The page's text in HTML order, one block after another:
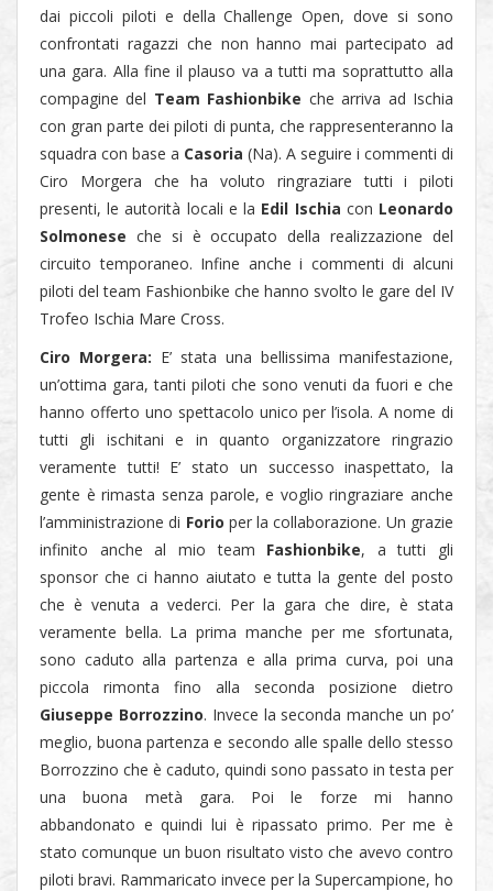
dai piccoli piloti e della Challenge Open, dove si sono
confrontati ragazzi che non hanno mai partecipato ad
una gara. Alla fine il plauso va a tutti ma soprattutto alla
compagine del Team Fashionbike che arriva ad Ischia
con gran parte dei piloti di punta, che rappresenteranno la
squadra con base a Casoria (Na). A seguire i commenti di
Ciro Morgera che ha voluto ringraziare tutti i piloti
presenti, le autorità locali e la Edil Ischia con Leonardo
Solmonese che si è occupato della realizzazione del
circuito temporaneo. Infine anche i commenti di alcuni
piloti del team Fashionbike che hanno svolto le gare del IV
Trofeo Ischia Mare Cross.
Ciro Morgera: E’ stata una bellissima manifestazione,
un’ottima gara, tanti piloti che sono venuti da fuori e che
hanno offerto uno spettacolo unico per l’isola. A nome di
tutti gli ischitani e in quanto organizzatore ringrazio
veramente tutti! E’ stato un successo inaspettato, la
gente è rimasta senza parole, e voglio ringraziare anche
l’amministrazione di Forio per la collaborazione. Un grazie
infinito anche al mio team Fashionbike, a tutti gli
sponsor che ci hanno aiutato e tutta la gente del posto
che è venuta a vederci. Per la gara che dire, è stata
veramente bella. La prima manche per me sfortunata,
sono caduto alla partenza e alla prima curva, poi una
piccola rimonta fino alla seconda posizione dietro
Giuseppe Borrozzino. Invece la seconda manche un po’
meglio, buona partenza e secondo alle spalle dello stesso
Borrozzino che è caduto, quindi sono passato in testa per
una buona metà gara. Poi le forze mi hanno
abbandonato e quindi lui è ripassato primo. Per me è
stato comunque un buon risultato visto che avevo contro
piloti bravi. Rammaricato invece per la Supercampione, ho